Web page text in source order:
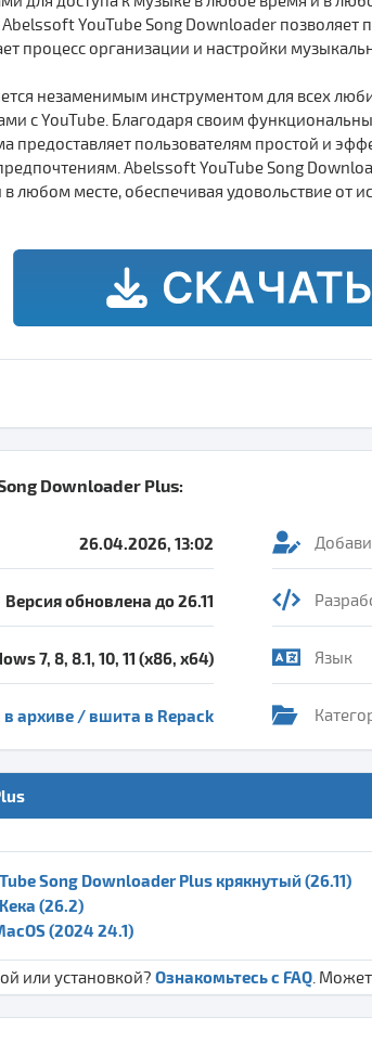
YouTube Song Downloader
процесс организации и настройки
незаменимым инструментом для всех
с YouTube. Благодаря своим
предоставляет пользователям простой и
Abelssoft YouTube Song
месте, обеспечивая удовольствие от
Downloader Plus:
26.04.2026, 13:02
Версия обновлена до 26.11
7, 8, 8.1, 10, 11 (x86, x64) Язык
архиве / вшита в Repack
Song Downloader Plus крякнутый (26.11)
(26.2)
(2024 24.1)
или установкой? Ознакомьтесь с FAQ.